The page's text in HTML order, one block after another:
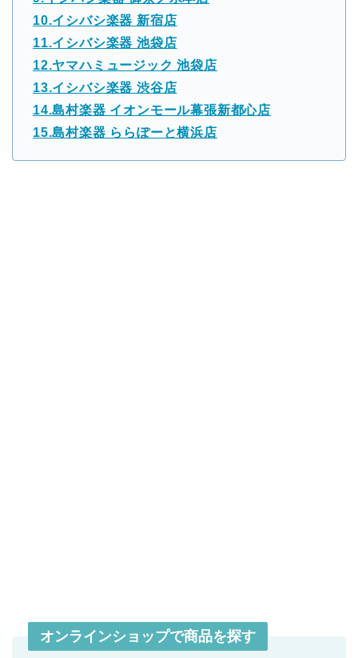
10.イシバシ楽器 新宿店
11.イシバシ楽器 池袋店
12.ヤマハミュージック 池袋店
13.イシバシ楽器 渋谷店
14.島村楽器 イオンモール幕張新都心店
15.島村楽器 ららぽーと横浜店
オンラインショップで商品を探す